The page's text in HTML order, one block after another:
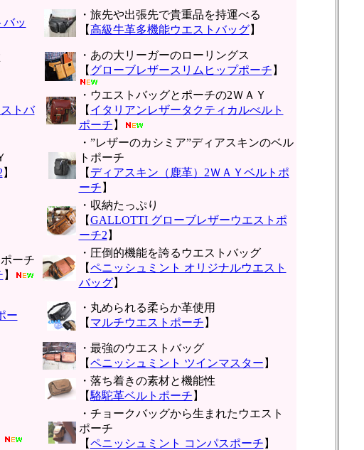
バッ
・旅先や出張先で貴重品を持運べる
【高級牛革多機能ウエストバッグ】
・あの大リーガーのローリングス
【 グローブレザースリムヒップポーチ 】
トバ
・ウエストバッグとポーチの2ＷＡＹ
【 イタリアンレザータクティカルべルト
ポーチ 】
】
・”レザーのカシミア”ディアスキンのベル
トポーチ
【 ディアスキン（鹿革）2ＷＡＹベルトポ
ーチ 】
・収納たっぷり
【GALLOTTI グローブレザーウエストポ
ーチ2 】
ーチ
】
・圧倒的機能を誇るウエストバッグ
【ペニッシュミント オリジナルウエスト
バッグ】
ー
・丸められる柔らか革使用
【 マルチウエストポーチ 】
・最強のウエストバッグ
【ペニッシュミント ツインマスター 】
・落ち着きの素材と機能性
【駱駝革ベルトポーチ 】
・チョークバッグから生まれたウエスト
ポーチ
【ペニッシュミント コンパスポーチ 】